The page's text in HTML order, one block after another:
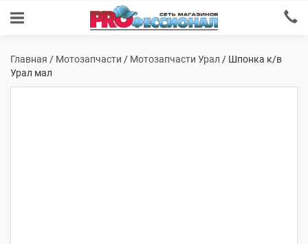
Главная / Мотозапчасти / Мотозапчасти Урал / Шпонка к/в
Урал мал